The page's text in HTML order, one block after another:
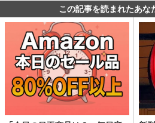
この記事を読まれたあな